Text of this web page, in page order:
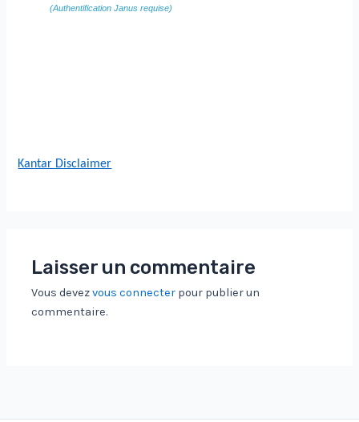
(Authentification Janus requise)
Kantar Disclaimer
Laisser un commentaire
Vous devezvous connecter pour publier un
commentaire.